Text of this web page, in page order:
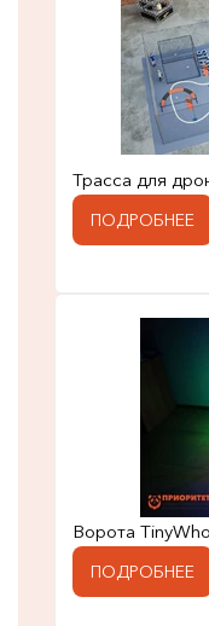
Трасса для
ПОДРОБНЕЕ
Ворота
ПОДРОБНЕЕ